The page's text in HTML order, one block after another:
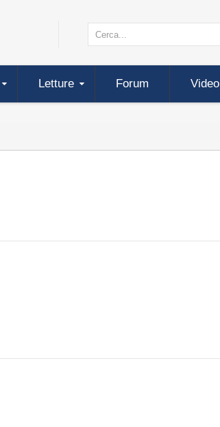
Letture Forum Video